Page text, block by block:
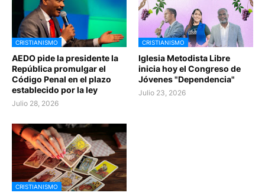
CRISTIANISMO
AEDO pide la presidente la
República promulgar el
Código Penal en el plazo
establecido por la ley
Julio 28, 2026
CRISTIANISMO
Iglesia Metodista Libre
inicia hoy el Congreso de
Jóvenes "Dependencia"
Julio 23, 2026
CRISTIANISMO